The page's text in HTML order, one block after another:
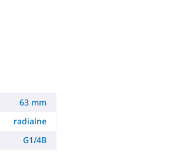
63 mm
radialne
G1/4B